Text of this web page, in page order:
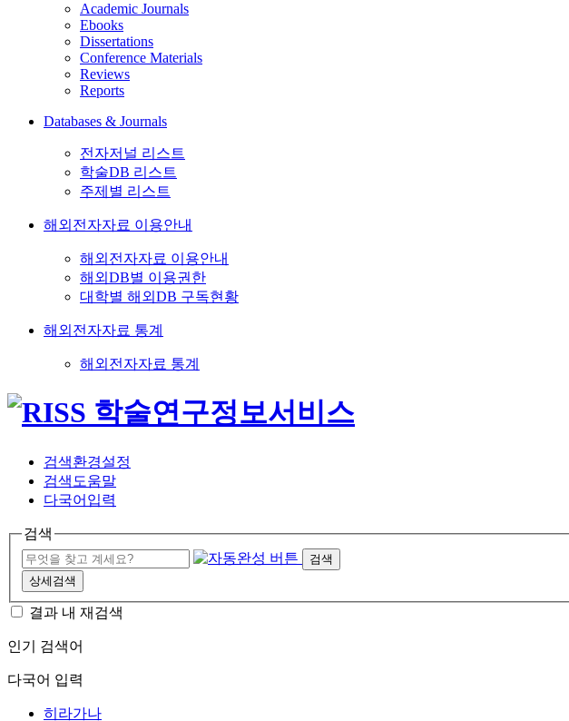
Academic Journals
Ebooks
Dissertations
Conference Materials
Reviews
Reports
Databases & Journals
전자저널 리스트
학술DB 리스트
주제별 리스트
해외전자자료 이용안내
해외전자자료 이용안내
해외DB별 이용권한
대학별 해외DB 구독현황
해외전자자료 통계
해외전자자료 통계
검색환경설정
검색도움말
다국어입력
검색
검색
상세검색
결과 내 재검색
인기 검색어
다국어 입력
히라가나